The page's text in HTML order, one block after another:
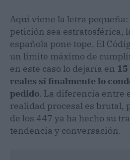
Aquí viene la letra
petición sea estratosférica,
española pone tope. El
un límite máximo de
en este caso lo dejaría en
reales si finalmente lo
pedido. La diferencia entre
realidad procesal es brutal,
de los 447 ya ha hecho su
tendencia y conversación.